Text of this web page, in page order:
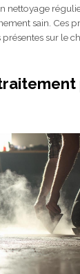
nettoyage
sain. Ces
sur le